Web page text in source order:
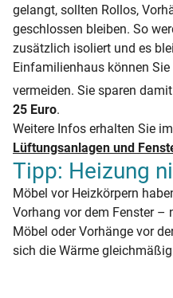
gelangt, sollten Rollos,
geschlossen bleiben. So
zusätzlich isoliert und es
Einfamilienhaus können
vermeiden. Sie sparen
25 Euro.
Weitere Infos erhalten Sie im
Lüftungsanlagen und
Tipp: Heizung
Möbel vor Heizkörpern
Vorhang vor dem Fenster –
Möbel oder Vorhänge vor
sich die Wärme